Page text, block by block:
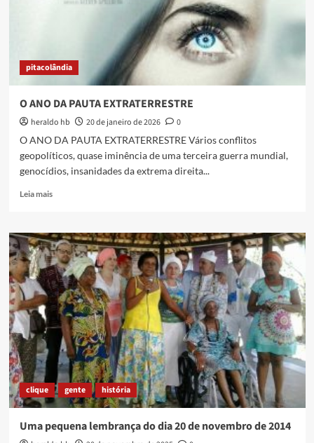
pitacolândia
O ANO DA PAUTA EXTRATERRESTRE
heraldo hb 20 de janeiro de 2026
0
O ANO DA PAUTA EXTRATERRESTRE Vários conflitos
geopolíticos, quase iminência de uma terceira guerra mundial,
genocídios, insanidades da extrema direita...
Leia maisRead
O
ANO
DA
PAUTA
EXTRATERRESTRE
clique gente história
Uma pequena lembrança do dia 20 de novembro de 2014